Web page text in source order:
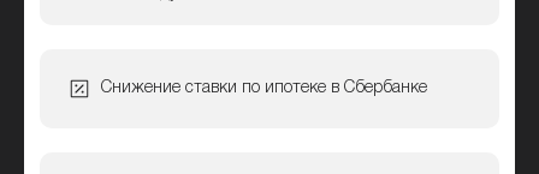
Снижение ставки по ипотеке в Сбербанке